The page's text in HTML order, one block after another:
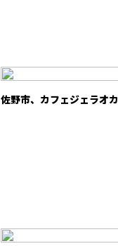
佐野市、カフェジェラオカ